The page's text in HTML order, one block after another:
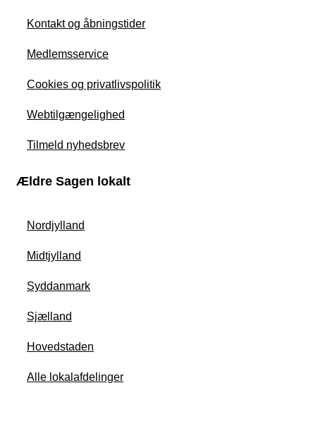
Kontakt og åbningstider
Medlemsservice
Cookies og privatlivspolitik
Webtilgængelighed
Tilmeld nyhedsbrev
Ældre Sagen lokalt
Nordjylland
Midtjylland
Syddanmark
Sjælland
Hovedstaden
Alle lokalafdelinger